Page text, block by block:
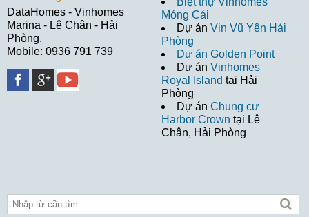
DataHomes - Vinhomes
Marina - Lê Chân - Hải
Phòng.
Mobile: 0936 791 739
Móng Cái
Dự án Vin Vũ Yên Hải
Phòng
Dự án Golden Point
Dự án Vinhomes
Royal Island tại Hải
Phòng
Dự án Chung cư
Harbor Crown tại Lê
Chân, Hải Phòng